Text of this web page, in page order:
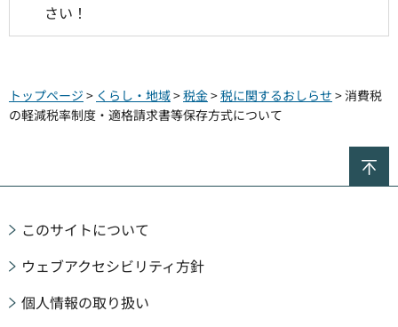
さい！
トップページ > くらし・地域>税金>税に関するおしらせ > 消費税
の軽減税率制度・適格請求書等保存方式について
このサイトについて
ウェブアクセシビリティ方針
個人情報の取り扱い